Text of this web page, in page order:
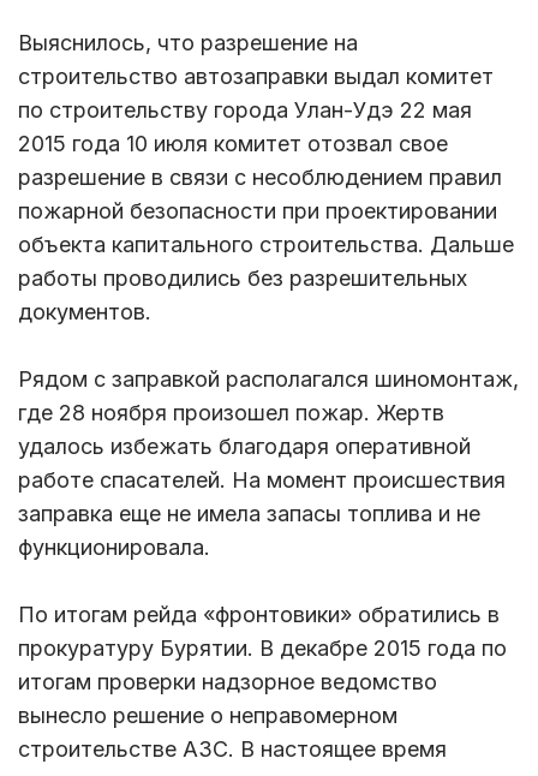
Выяснилось, что разрешение на
строительство автозаправки выдал комитет
по строительству города Улан-Удэ 22 мая
2015 года 10 июля комитет отозвал свое
разрешение в связи с несоблюдением правил
пожарной безопасности при проектировании
объекта капитального строительства. Дальше
работы проводились без разрешительных
документов.
Рядом с заправкой располагался шиномонтаж,
где 28 ноября произошел пожар. Жертв
удалось избежать благодаря оперативной
работе спасателей. На момент происшествия
заправка еще не имела запасы топлива и не
функционировала.
По итогам рейда «фронтовики» обратились в
прокуратуру Бурятии. В декабре 2015 года по
итогам проверки надзорное ведомство
вынесло решение о неправомерном
строительстве АЗС. В настоящее время